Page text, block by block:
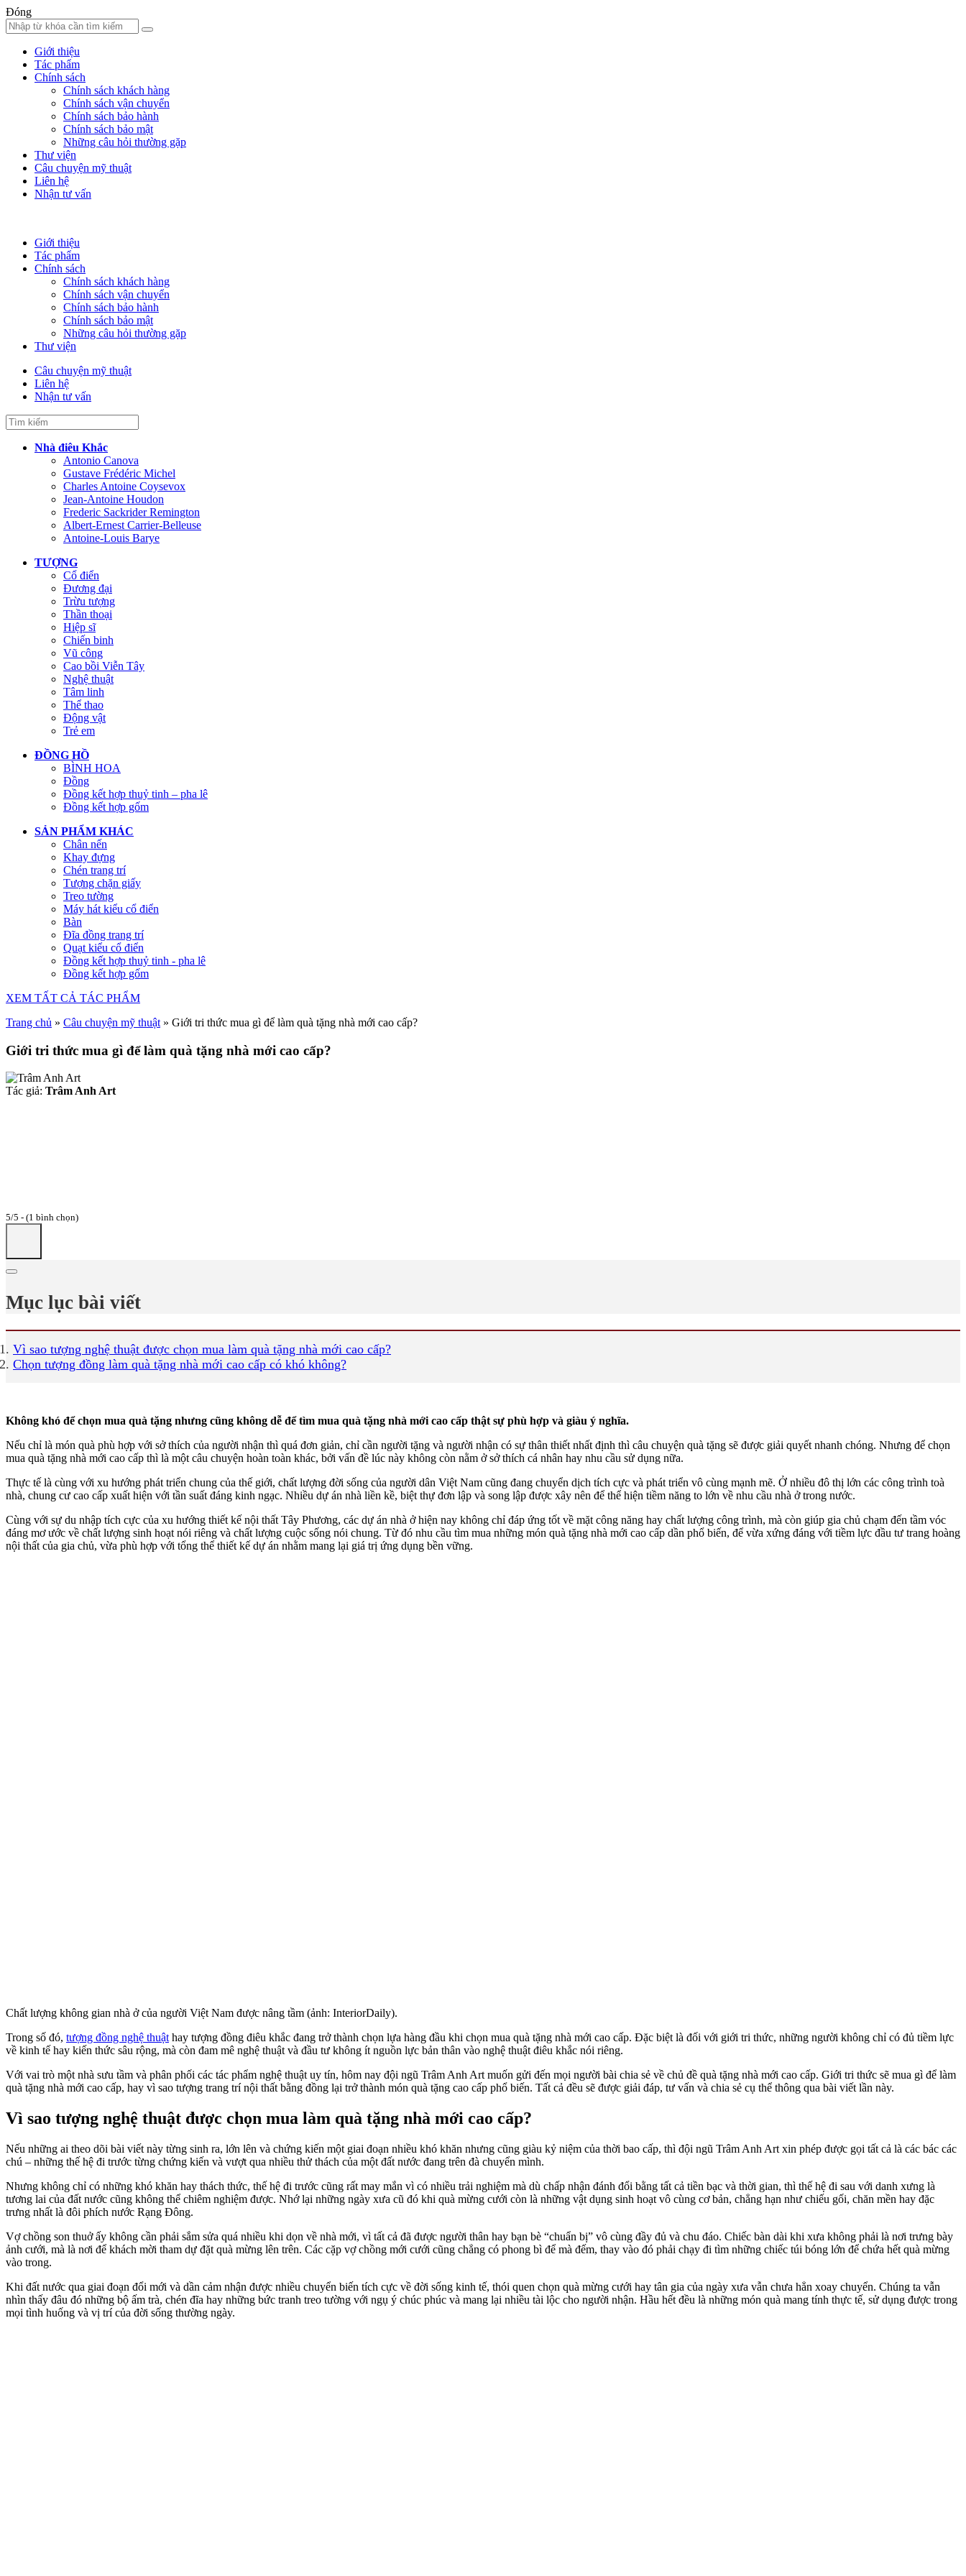
Đóng
Giới thiệu
Tác phẩm
Chính sách
Chính sách khách hàng
Chính sách vận chuyển
Chính sách bảo hành
Chính sách bảo mật
Những câu hỏi thường gặp
Thư viện
Câu chuyện mỹ thuật
Liên hệ
Nhận tư vấn
Giới thiệu
Tác phẩm
Chính sách
Chính sách khách hàng
Chính sách vận chuyển
Chính sách bảo hành
Chính sách bảo mật
Những câu hỏi thường gặp
Thư viện
Câu chuyện mỹ thuật
Liên hệ
Nhận tư vấn
Nhà điêu Khắc
Antonio Canova
Gustave Frédéric Michel
Charles Antoine Coysevox
Jean-Antoine Houdon
Frederic Sackrider Remington
Albert-Ernest Carrier-Belleuse
Antoine-Louis Barye
TƯỢNG
Cổ điển
Đương đại
Trừu tượng
Thần thoại
Hiệp sĩ
Chiến binh
Vũ công
Cao bồi Viễn Tây
Nghệ thuật
Tâm linh
Thể thao
Động vật
Trẻ em
ĐỒNG HỒ
BÌNH HOA
Đồng
Đồng kết hợp thuỷ tinh – pha lê
Đồng kết hợp gốm
SẢN PHẨM KHÁC
Chân nến
Khay đựng
Chén trang trí
Tượng chặn giấy
Treo tường
Máy hát kiểu cổ điển
Bàn
Đĩa đồng trang trí
Quạt kiểu cổ điển
Đồng kết hợp thuỷ tinh - pha lê
Đồng kết hợp gốm
XEM TẤT CẢ TÁC PHẨM
Trang chủ » Câu chuyện mỹ thuật » Giới tri thức mua gì để làm quà tặng nhà mới cao cấp?
Giới tri thức mua gì để làm quà tặng nhà mới cao cấp?
Tác giả: Trâm Anh Art
5/5 - (1 bình chọn)
Mục lục bài viết
Vì sao tượng nghệ thuật được chọn mua làm quà tặng nhà mới cao cấp?
Chọn tượng đồng làm quà tặng nhà mới cao cấp có khó không?
Không khó để chọn mua quà tặng nhưng cũng không dễ để tìm mua quà tặng nhà mới cao cấp thật sự phù hợp và giàu ý nghĩa.
Nếu chỉ là món quà phù hợp với sở thích của người nhận thì quá đơn giản, chỉ cần người tặng và người nhận có sự thân thiết nhất định thì câu chuyện quà tặng sẽ được giải quyết nhanh chóng. Nhưng để chọn
mua quà tặng nhà mới cao cấp thì là một câu chuyện hoàn toàn khác, bởi vấn đề lúc này không còn nằm ở sở thích cá nhân hay nhu cầu sử dụng nữa.
Thực tế là cùng với xu hướng phát triển chung của thế giới, chất lượng đời sống của người dân Việt Nam cũng đang chuyển dịch tích cực và phát triển vô cùng mạnh mẽ. Ở nhiều đô thị lớn các công trình toà
nhà, chung cư cao cấp xuất hiện với tần suất đáng kinh ngạc. Nhiều dự án nhà liền kề, biệt thự đơn lập và song lập được xây nên để thể hiện tiềm năng to lớn về nhu cầu nhà ở trong nước.
Cùng với sự du nhập tích cực của xu hướng thiết kế nội thất Tây Phương, các dự án nhà ở hiện nay không chỉ đáp ứng tốt về mặt công năng hay chất lượng công trình, mà còn giúp gia chủ chạm đến tầm vóc
đáng mơ ước về chất lượng sinh hoạt nói riêng và chất lượng cuộc sống nói chung. Từ đó nhu cầu tìm mua những món quà tặng nhà mới cao cấp dần phổ biến, để vừa xứng đáng với tiềm lực đầu tư trang hoàng
nội thất của gia chủ, vừa phù hợp với tổng thể thiết kế dự án nhằm mang lại giá trị ứng dụng bền vững.
Chất lượng không gian nhà ở của người Việt Nam được nâng tầm (ảnh: InteriorDaily).
Trong số đó, tượng đồng nghệ thuật hay tượng đồng điêu khắc đang trở thành chọn lựa hàng đầu khi chọn mua quà tặng nhà mới cao cấp. Đặc biệt là đối với giới tri thức, những người không chỉ có đủ tiềm lực
về kinh tế hay kiến thức sâu rộng, mà còn đam mê nghệ thuật và đầu tư không ít nguồn lực bản thân vào nghệ thuật điêu khắc nói riêng.
Với vai trò một nhà sưu tầm và phân phối các tác phẩm nghệ thuật uy tín, hôm nay đội ngũ Trâm Anh Art muốn gửi đến mọi người bài chia sẻ về chủ đề quà tặng nhà mới cao cấp. Giới tri thức sẽ mua gì để làm
quà tặng nhà mới cao cấp, hay vì sao tượng trang trí nội thất bằng đồng lại trở thành món quà tặng cao cấp phổ biến. Tất cả đều sẽ được giải đáp, tư vấn và chia sẻ cụ thể thông qua bài viết lần này.
Vì sao tượng nghệ thuật được chọn mua làm quà tặng nhà mới cao cấp?
Nếu những ai theo dõi bài viết này từng sinh ra, lớn lên và chứng kiến một giai đoạn nhiều khó khăn nhưng cũng giàu kỷ niệm của thời bao cấp, thì đội ngũ Trâm Anh Art xin phép được gọi tất cả là các bác các
chú – những thế hệ đi trước từng chứng kiến và vượt qua nhiều thử thách của một đất nước đang trên đà chuyển mình.
Nhưng không chỉ có những khó khăn hay thách thức, thế hệ đi trước cũng rất may mắn vì có nhiều trải nghiệm mà dù chấp nhận đánh đổi bằng tất cả tiền bạc và thời gian, thì thế hệ đi sau với danh xưng là
tương lai của đất nước cũng không thể chiêm nghiệm được. Nhớ lại những ngày xưa cũ đó khi quà mừng cưới còn là những vật dụng sinh hoạt vô cùng cơ bản, chẳng hạn như chiếu gối, chăn mền hay đặc
trưng nhất là đôi phích nước Rạng Đông.
Vợ chồng son thuở ấy không cần phải sắm sửa quá nhiều khi dọn về nhà mới, vì tất cả đã được người thân hay bạn bè “chuẩn bị” vô cùng đầy đủ và chu đáo. Chiếc bàn dài khi xưa không phải là nơi trưng bày
ảnh cưới, mà là nơi để khách mời tham dự đặt quà mừng lên trên. Các cặp vợ chồng mới cưới cũng chẳng có phong bì để mà đếm, thay vào đó phải chạy đi tìm những chiếc túi bóng lớn để chứa hết quà mừng
vào trong.
Khi đất nước qua giai đoạn đổi mới và dần cảm nhận được nhiều chuyển biến tích cực về đời sống kinh tế, thói quen chọn quà mừng cưới hay tân gia của ngày xưa vẫn chưa hẳn xoay chuyển. Chúng ta vẫn
nhìn thấy đâu đó những bộ ấm trà, chén đĩa hay những bức tranh treo tường với ngụ ý chúc phúc và mang lại nhiều tài lộc cho người nhận. Hầu hết đều là những món quà mang tính thực tế, sử dụng được trong
mọi tình huống và vị trí của đời sống thường ngày.